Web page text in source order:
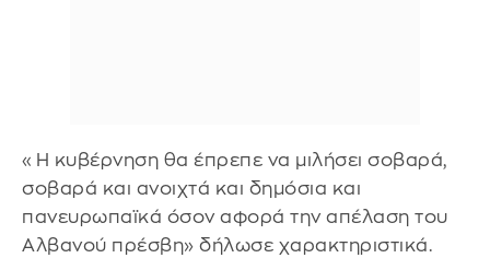
«Η κυβέρνηση θα έπρεπε να μιλήσει σοβαρά,
σοβαρά και ανοιχτά και δημόσια και
πανευρωπαϊκά όσον αφορά την απέλαση του
Αλβανού πρέσβη» δήλωσε χαρακτηριστικά.